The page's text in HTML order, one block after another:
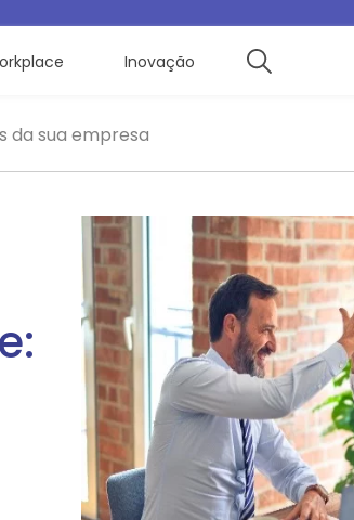
Inovação
da sua empresa